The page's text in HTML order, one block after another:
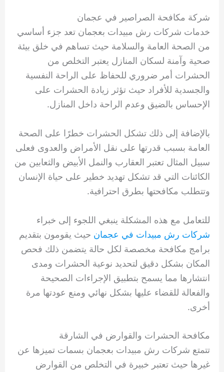
شركة مكافحة الصراصير في عجمان
خدمات شركات رش مبيدات بعجمان تعد جزء أساسي
من الصحة العامة والسلامة حيث تساهم في خلق بيئة
صحية وآمنة لسكان المنازل يعتبر التخلص من
الحشرات أمر ضروري للحفاظ على الراحة النفسية
والجسدية للأفراد حيث تؤثر زيادة الحشرات على
الإحساس بالضيق وعدم الراحة داخل المنازل.
بالإضافة إلى ذلك تشكل الحشرات خطرًا على الصحة
العامة بسبب قدرتها على نقل الأمراض والعدوى فعلى
سبيل المثال تعتبر العقارب والنمل الأبيض والثعابين من
الكائنات التي قد تشكل تهديد خطير على حياة الإنسان
وتتطلب مكافحتها بطرق احترافية.
للتعامل مع هذه المشكلة ينبغي اللجوء إلى خبراء
شركات رش مبيدات في عجمان حيث يقومون بتقديم
برامج مكافحة مخصصة لكل حالة يتضمن ذلك فحص
المكان بشكل دقيق لتحديد نوعية الحشرات ومدى
انتشارها مما يسمح بتطبيق الإجراءات الصحيحة
والفعالة للقضاء عليها بشكل نهائي ومنع عودتها مرة
أخرى.
مكافحة الحشرات والقوارض في الشارقة
تتمتع شركات رش مبيدات بعجمان بسمات تميزها عن
غيرها حيث تعتبر خبيرة في التخلص من القوارض